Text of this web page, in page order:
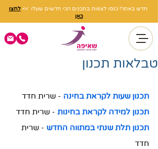
חדש באתר! כנסו לצפות בתכנים הכי חדשים שעלו >> לחצו
כאן
טבלאות תכנון
תכנון שעות לקראת בחינה - שרית חדד
תכנון למידה לקראת בחינות - שרית חדד
תכנון תלת שנתי במתווה החדש - שרית
חדד